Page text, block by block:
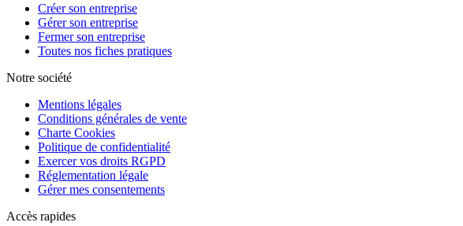
Créer son entreprise
Gérer son entreprise
Fermer son entreprise
Toutes nos fiches pratiques
Notre société
Mentions légales
Conditions générales de vente
Charte Cookies
Politique de confidentialité
Exercer vos droits RGPD
Réglementation légale
Gérer mes consentements
Accès rapides